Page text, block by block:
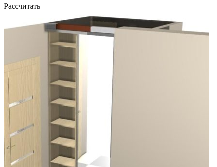
Рассчитать